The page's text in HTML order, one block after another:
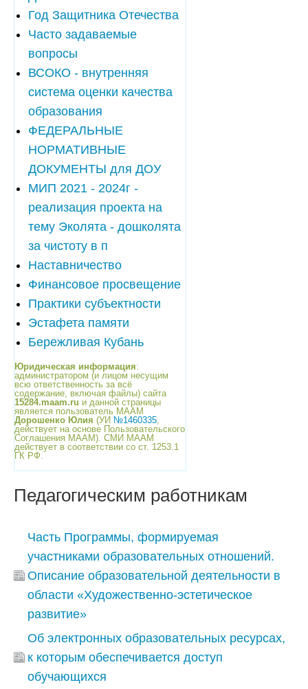
Год Защитника Отечества
Часто задаваемые
вопросы
ВСОКО - внутренняя
система оценки качества
образования
ФЕДЕРАЛЬНЫЕ
НОРМАТИВНЫЕ
ДОКУМЕНТЫ для ДОУ
МИП 2021 - 2024г -
реализация проекта на
тему Эколята - дошколята
за чистоту в п
Наставничество
Финансовое просвещение
Практики субъектности
Эстафета памяти
Бережливая Кубань
Юридическая информация:
администратором (и лицом несущим
всю ответственность за всё
содержание, включая файлы) сайта
15284.maam.ru и данной страницы
является пользователь МААМ
Дорошенко Юлия (УИ №1460335,
действует на основе Пользовательского
Соглашения МААМ). СМИ МААМ
действует в соответствии со ст. 1253.1
ГК РФ.
Педагогическим работникам
Часть Программы, формируемая
участниками образовательных отношений.
Описание образовательной деятельности в
области «Художественно-эстетическое
развитие»
Об электронных образовательных ресурсах,
к которым обеспечивается доступ
обучающихся